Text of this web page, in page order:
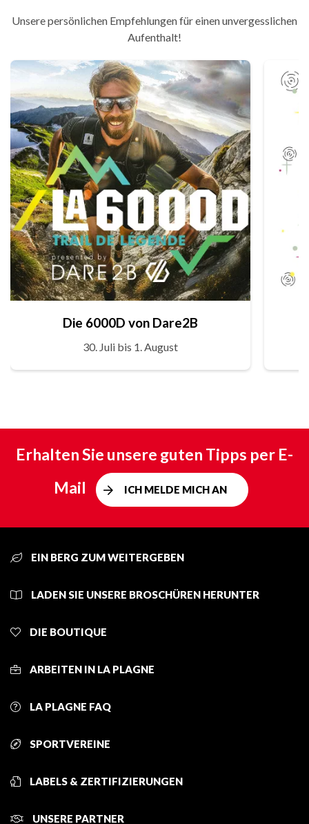
Unsere persönlichen Empfehlungen für einen unvergesslichen
Aufenthalt!
Die 6000D von Dare2B
30. Juli bis 1. August
Erhalten Sie unsere guten Tipps per E-
Mail
ICH MELDE MICH AN
EIN BERG ZUM WEITERGEBEN
LADEN SIE UNSERE BROSCHÜREN HERUNTER
DIE BOUTIQUE
ARBEITEN IN LA PLAGNE
LA PLAGNE FAQ
SPORTVEREINE
LABELS & ZERTIFIZIERUNGEN
UNSERE PARTNER